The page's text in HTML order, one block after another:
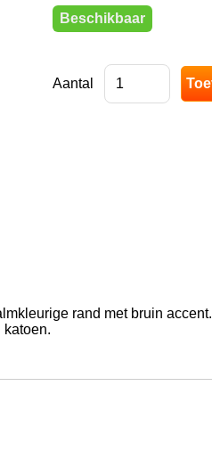
Beschikbaar
Aantal
rand met bruin accent.
katoen.